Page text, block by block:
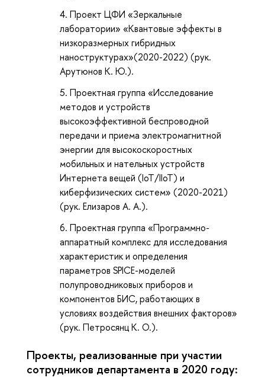
Проект ЦФИ «Зеркальные
лаборатории» «Квантовые эффекты в
низкоразмерных гибридных
наноструктурах»(2020-2022) (рук.
Арутюнов К. Ю.).
Проектная группа «Исследование
методов и устройств
высокоэффективной беспроводной
передачи и приема электромагнитной
энергии для высокоскоростных
мобильных и нательных устройств
Интернета вещей (IoT/IIoT) и
киберфизических систем» (2020-2021)
(рук. Елизаров А. А.).
Проектная группа «Программно-
аппаратный комплекс для исследования
характеристик и определения
параметров SPICE-моделей
полупроводниковых приборов и
компонентов БИС, работающих в
условиях воздействия внешних факторов»
(рук. Петросянц К. О.).
Проекты, реализованные при участии
сотрудников департамента в 2020 году: